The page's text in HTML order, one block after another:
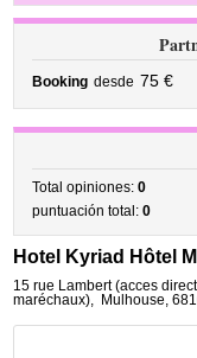
Booking desde 75 €
Total opiniones:0
puntuación total:0
Hotel Kyriad Hôtel
15 rue Lambert (acces
maréchaux), Mulhouse,